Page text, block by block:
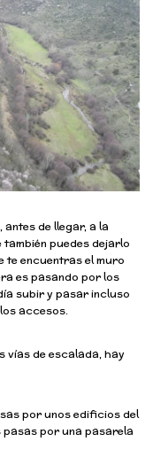
de llegar, a la
puedes dejarlo
te encuentras el muro
es pasando por los
subir y pasar incluso
accesos.
vías de escalada, hay
por unos edificios del
pasas por una pasarela